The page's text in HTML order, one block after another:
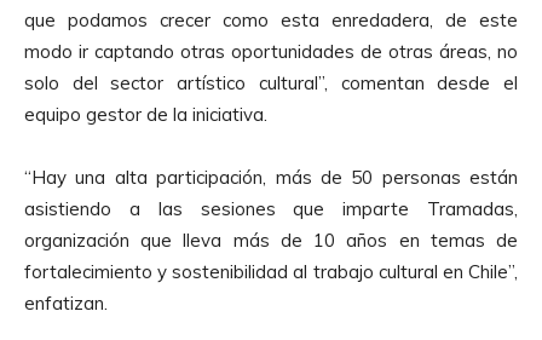
que podamos crecer como esta enredadera, de este
modo ir captando otras oportunidades de otras áreas, no
solo del sector artístico cultural”, comentan desde el
equipo gestor de la iniciativa.
“Hay una alta participación, más de 50 personas están
asistiendo a las sesiones que imparte Tramadas,
organización que lleva más de 10 años en temas de
fortalecimiento y sostenibilidad al trabajo cultural en Chile”,
enfatizan.